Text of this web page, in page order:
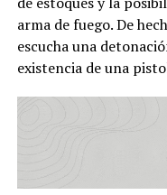
arma de fuego. De
escucha una
existencia de una